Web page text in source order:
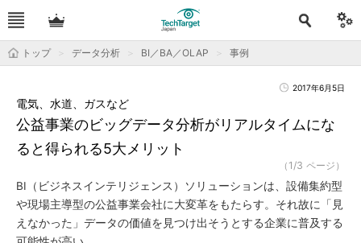
トップ データ分析 BI／BA／OLAP 事例
2017年6月5日
公益事業のビッグデータ分析がリアルタイムにな
ると得られる5大メリット
電気、水道、ガスなど
（1/3 ページ）
BI（ビジネスインテリジェンス）ソリューションは、設備集約型
や現場主導型の公益事業会社に大変革をもたらす。それ故に「見
えなかった」データの価値を見つけ出そうとする企業に普及する